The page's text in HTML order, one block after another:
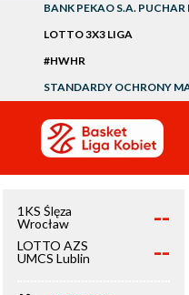
BANK PEKAO S.A. PUCHAR
LOTTO 3X3 LIGA
#HWHR
STANDARDY OCHRONY
1KS Ślęza
Wrocław
--
LOTTO AZS
UMCS Lublin
--